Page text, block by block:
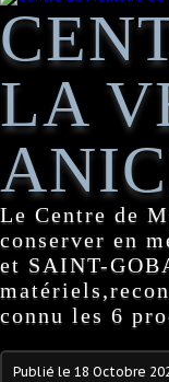
LA
Le Centre de
conserver en
et SAINT-
connu les 6
Publié le 18 Octobre